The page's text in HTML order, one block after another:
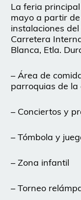
La feria
mayo a partir
instalaciones
Carretera
Blanca, Etla.
– Área de
parroquias de la
– Conciertos y
– Tómbola y
– Zona infantil
– Torneo